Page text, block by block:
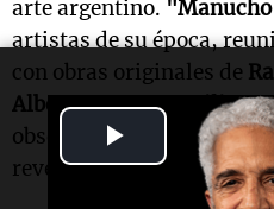
Play
Video
arte argentino.
artistas de su época,
con obras originales de
Alberto Grecoy Emilio
obsequiadas con
revelan su intimidad.